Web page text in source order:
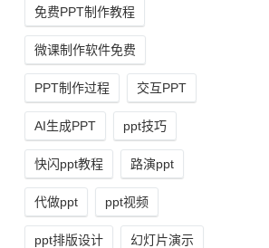
免费PPT制作教程
微课制作软件免费
PPT制作过程 交互PPT
AI生成PPT ppt技巧
快闪ppt教程 路演ppt
代做ppt ppt视频
ppt排版设计 幻灯片演示